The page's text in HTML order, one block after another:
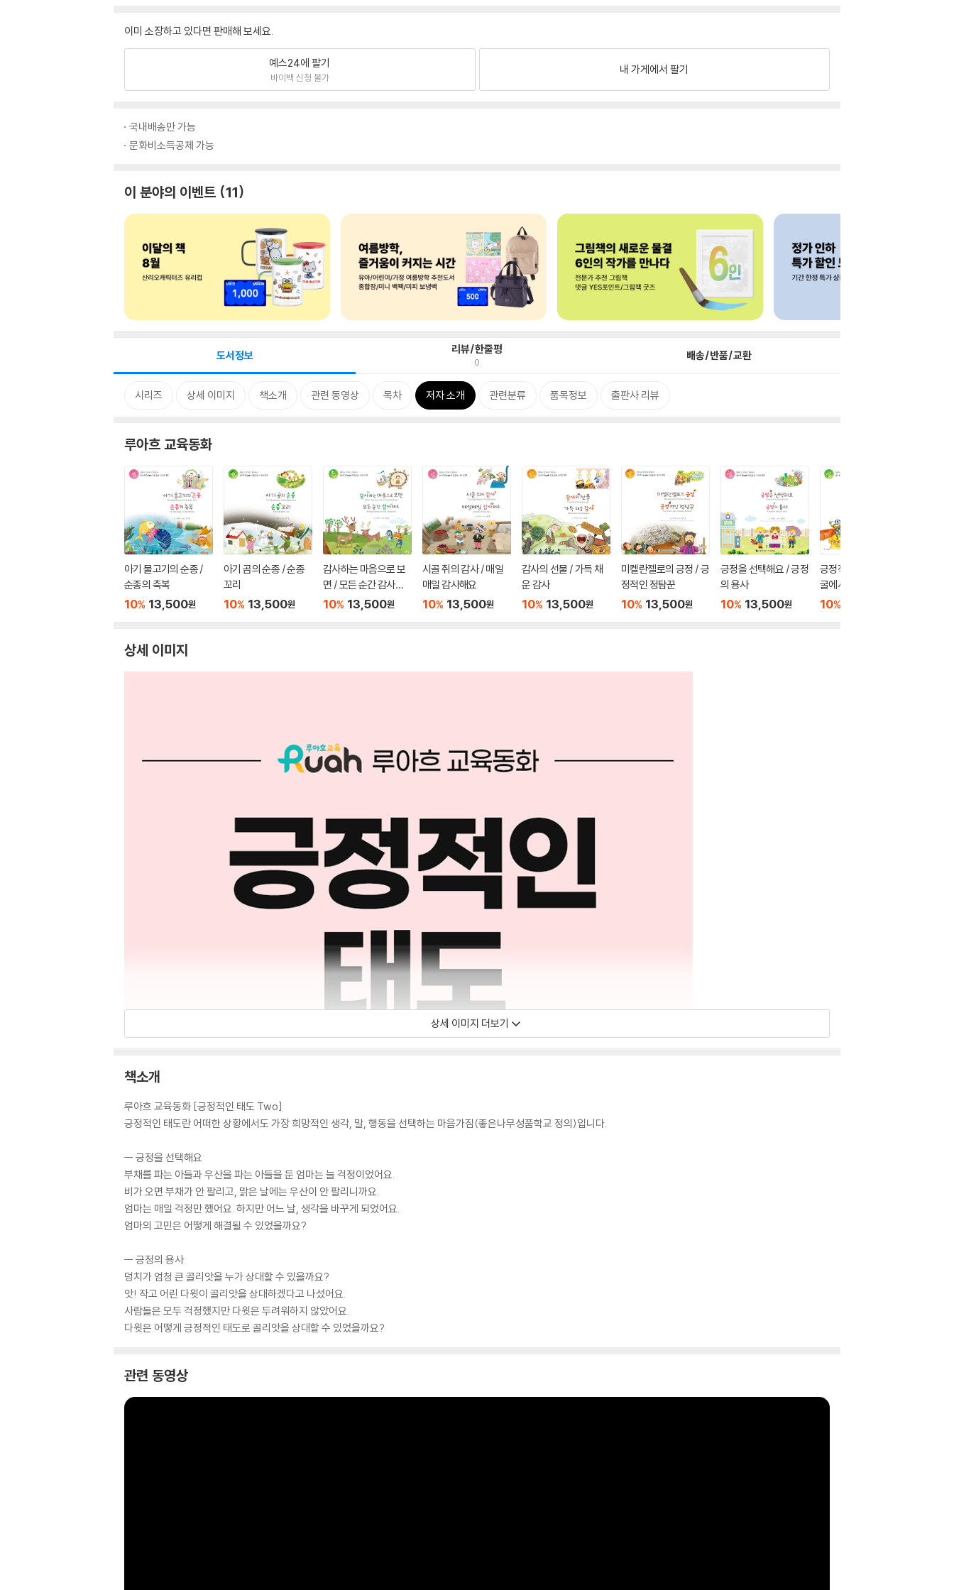
이미 소장하고 있다면 판매해 보세요.
예스24에 팔기
바이백 신청 불가
내 가게에서 팔기
국내배송만 가능
문화비소득공제 가능
이 분야의 이벤트 11
도서정보 리뷰/한줄평
0 배송/반품/교환
시리즈 상세 이미지 책소개 관련 동영상 목차 저자 소개 관련분류 품목정보 출판사 리뷰
루아흐 교육동화
아기 물고기의 순종 /
순종의 축복
10% 13,500원
아기 곰의 순종 / 순종
꼬리
10% 13,500원
감사하는 마음으로 보
면 / 모든 순간 감사해
요
10% 13,500원
시골 쥐의 감사 / 매일
매일 감사해요
10% 13,500원
감사의 선물 / 가득 채
운 감사
10% 13,500원
미켈란젤로의 긍정 / 긍
정적인 정탐꾼
10% 13,500원
긍정을 선택해요 / 긍정
의 용사
10% 13,500원
긍정적인 개구리 / 사자
굴에서도 긍정적으로
10%
상세 이미지
상세 이미지 더보기
책소개
루아흐 교육동화 [긍정적인 태도 Two]
긍정적인 태도란 어떠한 상황에서도 가장 희망적인 생각, 말, 행동을 선택하는 마음가짐(좋은나무성품학교 정의)입니다.
ㅡ 긍정을 선택해요
부채를 파는 아들과 우산을 파는 아들을 둔 엄마는 늘 걱정이었어요.
비가 오면 부채가 안 팔리고, 맑은 날에는 우산이 안 팔리니까요.
엄마는 매일 걱정만 했어요. 하지만 어느 날, 생각을 바꾸게 되었어요.
엄마의 고민은 어떻게 해결될 수 있었을까요?
ㅡ 긍정의 용사
덩치가 엄청 큰 골리앗을 누가 상대할 수 있을까요?
앗! 작고 어린 다윗이 골리앗을 상대하겠다고 나섰어요.
사람들은 모두 걱정했지만 다윗은 두려워하지 않았어요.
다윗은 어떻게 긍정적인 태도로 골리앗을 상대할 수 있었을까요?
관련 동영상